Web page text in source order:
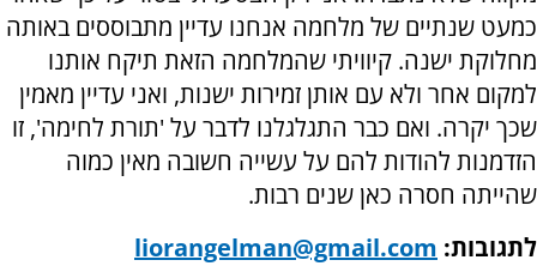
כמעט שנתיים של מלחמה אנחנו עדיין מתבוססים באותה
מחלוקת ישנה. קיוויתי שהמלחמה הזאת תיקח אותנו
למקום אחר ולא עם אותן זמירות ישנות, ואני עדיין מאמין
שכך יקרה. ואם כבר התגלגלנו לדבר על 'תורת לחימה', זו
הזדמנות להודות להם על עשייה חשובה מאין כמוה
שהייתה חסרה כאן שנים רבות.
לתגובות: liorangelman@gmail.com